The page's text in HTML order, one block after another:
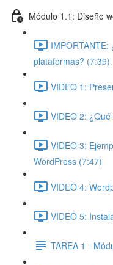
Módulo 1.1: Diseño
plataformas? (7:39)
VIDEO 1:
VIDEO 2:
VIDEO 3:
WordPress (7:47)
VIDEO 4:
VIDEO 5:
TAREA 1 -